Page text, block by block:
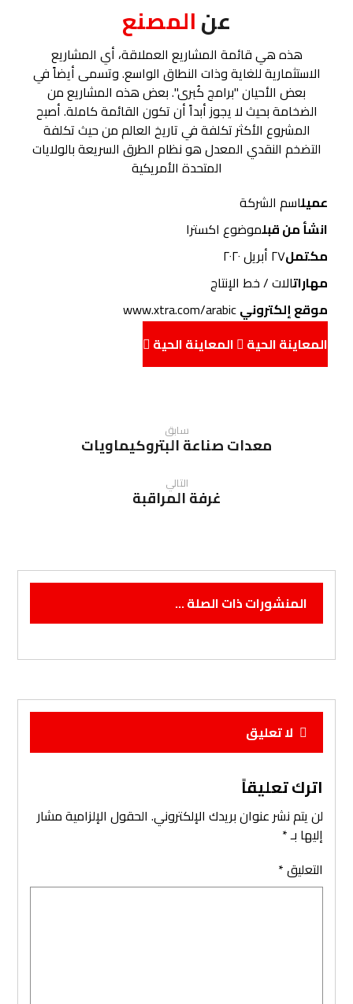
عنالمصنع
هذه هي قائمة المشاريع العملاقة، أي المشاريع
الاستثمارية للغاية وذات النطاق الواسع. وتسمى أيضاً في
بعض الأحيان "برامج كُبرى". بعض هذه المشاريع من
الضخامة بحيث لا يجوز أبداً أن تكون القائمة كاملة. أصبح
المشروع الأكثر تكلفة في تاريخ العالم من حيث تكلفة
التضخم النقدي المعدل هو نظام الطرق السريعة بالولايات
المتحدة الأمريكية
عميلاسم الشركة
انشأ من قبلموضوع اکسترا
مكتمل٢٧ أبريل ٢٠٢٠
مهاراتالات / خط الإنتاج
موقع إلكترونيwww.xtra.com/arabic
المعاينة الحية المعاينة الحية
سابق
معدات صناعة البتروكيماويات
التالي
غرفة المراقبة
المنشورات ذات الصلة ...
لا تعليق
اترك تعليقاً
لن يتم نشر عنوان بريدك الإلكتروني. الحقول الإلزامية مشار
إليها بـ*
التعليق*